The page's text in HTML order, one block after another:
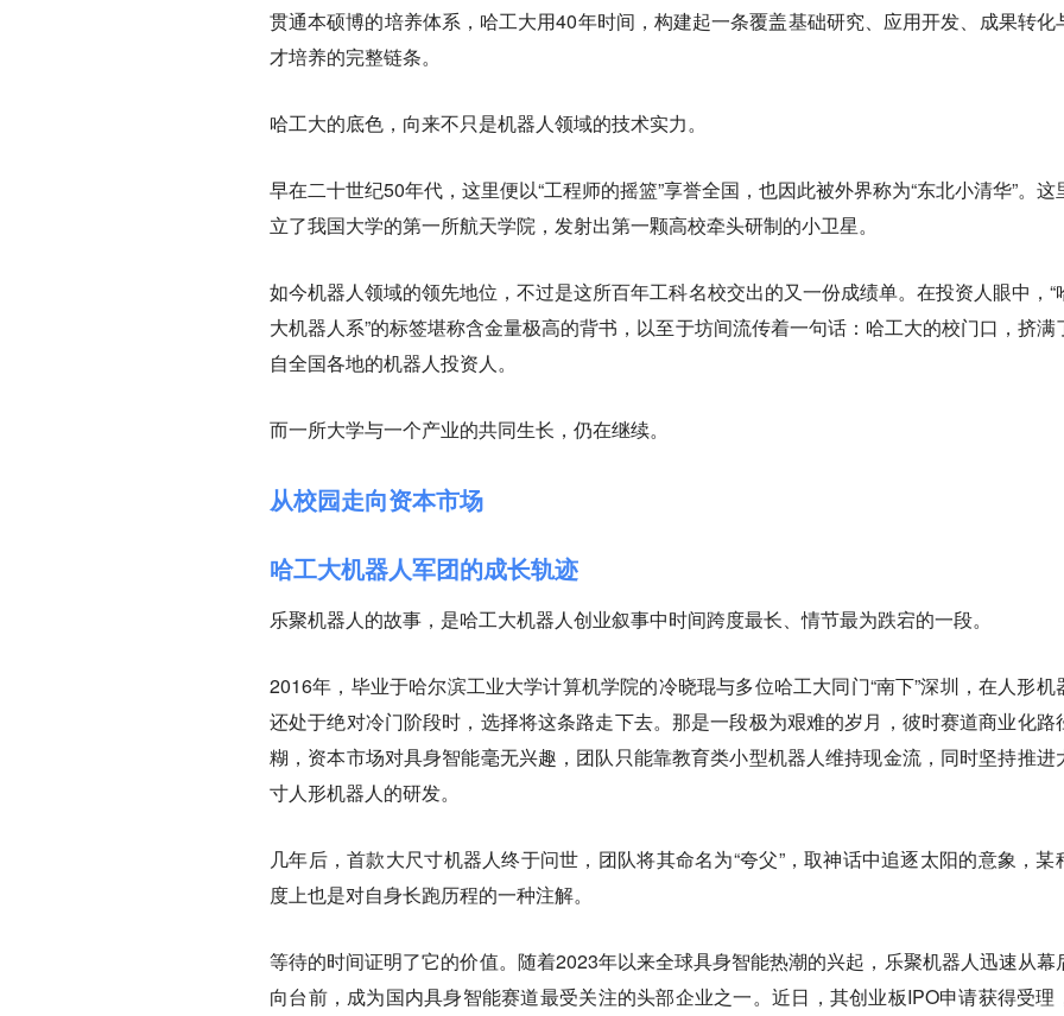
贯通本硕博的培养体系，哈工大用40年时间，构建起一条覆盖基础研究、应用开发、成果转化
才培养的完整链条。
哈工大的底色，向来不只是机器人领域的技术实力。
早在二十世纪50年代，这里便以“工程师的摇篮”享誉全国，也因此被外界称为“东北小清华”。这
立了我国大学的第一所航天学院，发射出第一颗高校牵头研制的小卫星。
如今机器人领域的领先地位，不过是这所百年工科名校交出的又一份成绩单。在投资人眼中，“
大机器人系”的标签堪称含金量极高的背书，以至于坊间流传着一句话：哈工大的校门口，挤满
自全国各地的机器人投资人。
而一所大学与一个产业的共同生长，仍在继续。
从校园走向资本市场
哈工大机器人军团的成长轨迹
乐聚机器人的故事，是哈工大机器人创业叙事中时间跨度最长、情节最为跌宕的一段。
2016年，毕业于哈尔滨工业大学计算机学院的冷晓琨与多位哈工大同门“南下”深圳，在人形机
还处于绝对冷门阶段时，选择将这条路走下去。那是一段极为艰难的岁月，彼时赛道商业化路
糊，资本市场对具身智能毫无兴趣，团队只能靠教育类小型机器人维持现金流，同时坚持推进
寸人形机器人的研发。
几年后，首款大尺寸机器人终于问世，团队将其命名为“夸父”，取神话中追逐太阳的意象，某
度上也是对自身长跑历程的一种注解。
等待的时间证明了它的价值。随着2023年以来全球具身智能热潮的兴起，乐聚机器人迅速从幕
向台前，成为国内具身智能赛道最受关注的头部企业之一。近日，其创业板IPO申请获得受理